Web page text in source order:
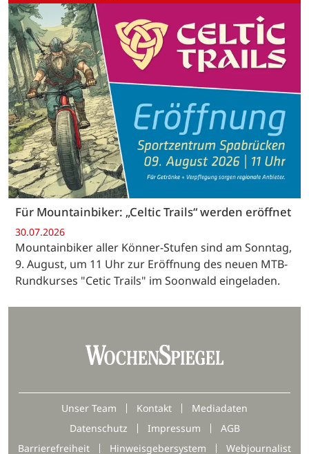
Für Mountainbiker: „Celtic Trails“ werden eröffnet
30.07.2026
Mountainbiker aller Könner-Stufen sind am Sonntag,
9. August, um 11 Uhr zur Eröffnung des neuen MTB-
Rundkurses "Cetic Trails" im Soonwald eingeladen.
Unser Team Kontakt
Mediadaten
Datenschutz
Impressum
AGB
Barrierefreiheit
Hinweisgebersystem Webjournalist